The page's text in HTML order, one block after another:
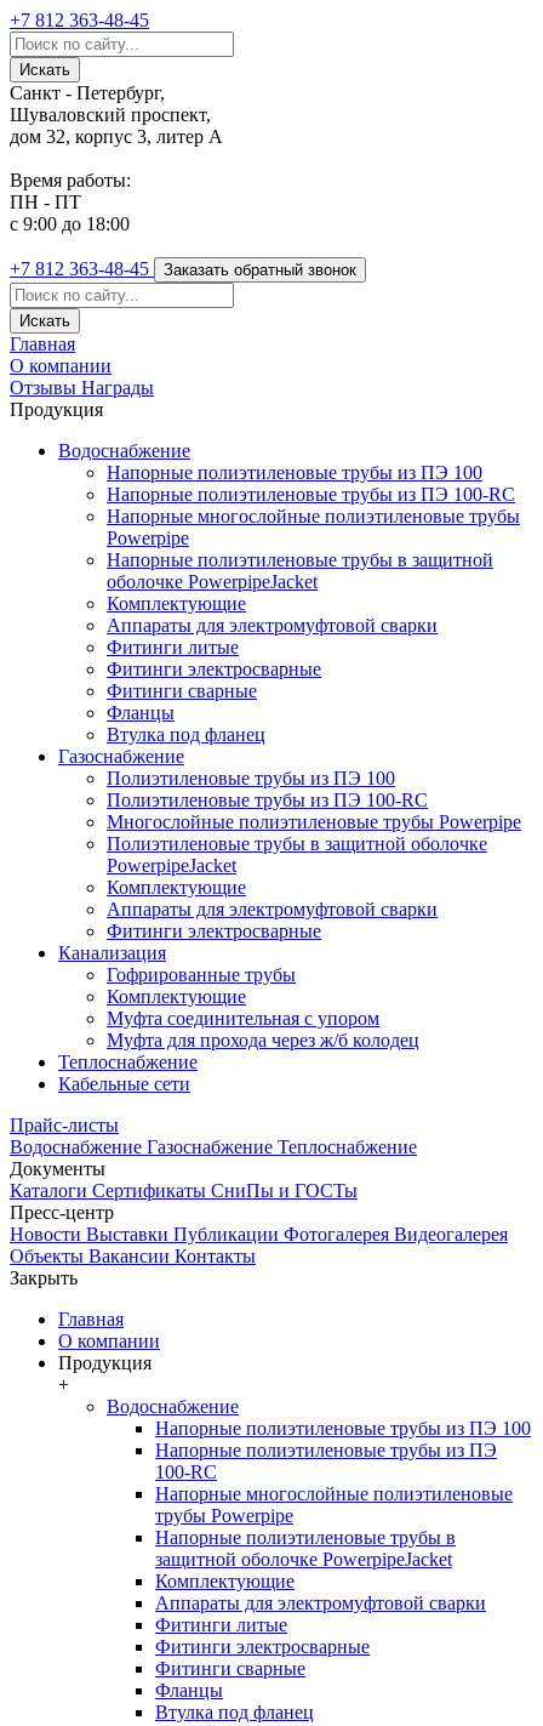
+7 812 363-48-45
Санкт - Петербург,
Шуваловский проспект,
дом 32, корпус 3, литер А
Время работы:
ПН - ПТ
с 9:00 до 18:00
+7 812 363-48-45 Заказать обратный звонок
Главная
О компании
Отзывы Награды
Продукция
Водоснабжение
Напорные полиэтиленовые трубы из ПЭ 100
Напорные полиэтиленовые трубы из ПЭ 100-RC
Напорные многослойные полиэтиленовые трубы
Powerpipe
Напорные полиэтиленовые трубы в защитной
оболочке PowerpipeJacket
Комплектующие
Аппараты для электромуфтовой сварки
Фитинги литые
Фитинги электросварные
Фитинги сварные
Фланцы
Втулка под фланец
Газоснабжение
Полиэтиленовые трубы из ПЭ 100
Полиэтиленовые трубы из ПЭ 100-RC
Многослойные полиэтиленовые трубы Powerpipe
Полиэтиленовые трубы в защитной оболочке
PowerpipeJacket
Комплектующие
Аппараты для электромуфтовой сварки
Фитинги электросварные
Канализация
Гофрированные трубы
Комплектующие
Муфта соединительная с упором
Муфта для прохода через ж/б колодец
Теплоснабжение
Кабельные сети
Прайс-листы
Водоснабжение Газоснабжение Теплоснабжение
Документы
Каталоги Сертификаты СниПы и ГОСТы
Пресс-центр
Новости Выставки Публикации Фотогалерея Видеогалерея
Объекты Вакансии Контакты
Закрыть
Главная
О компании
Продукция
+
Водоснабжение
Напорные полиэтиленовые трубы из ПЭ 100
Напорные полиэтиленовые трубы из ПЭ
100-RC
Напорные многослойные полиэтиленовые
трубы Powerpipe
Напорные полиэтиленовые трубы в
защитной оболочке PowerpipeJacket
Комплектующие
Аппараты для электромуфтовой сварки
Фитинги литые
Фитинги электросварные
Фитинги сварные
Фланцы
Втулка под фланец